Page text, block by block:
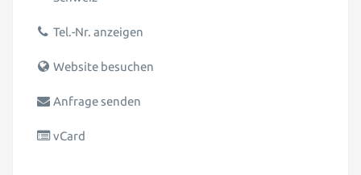
Tel.-Nr. anzeigen
Website besuchen
Anfrage senden
vCard